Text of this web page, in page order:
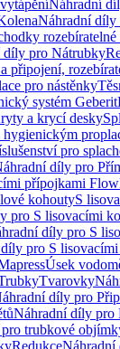
Náhradní
Náhradní díly
rozebíratelné
díly pro Nátrubky
připojení,
pro nástěnky
systém Geberit
a krycí desky
pro
díly pro
přípojkami
kohoutyS
pro S lisovacími
díly pro S
pro S
Úsek
Tvarovky
díly pro
Náhradní díly pro
trubkové
RedukceNáhradní